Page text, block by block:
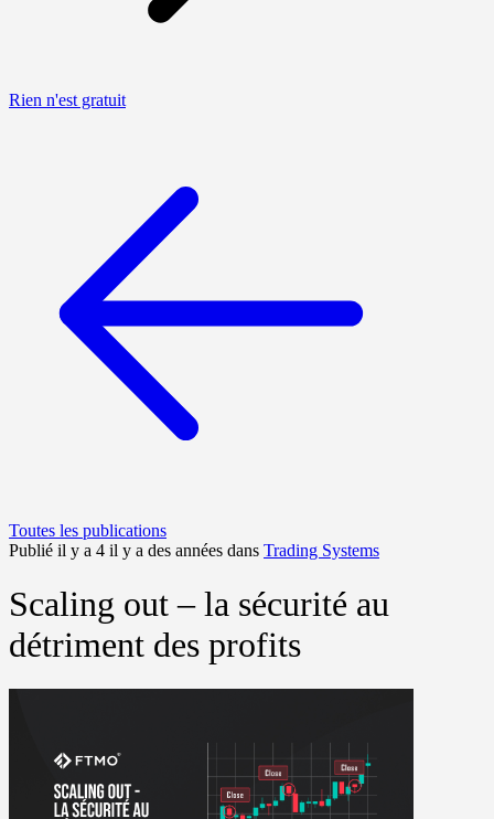
Rien n'est gratuit
Toutes les publications
Publié il y a 4 il y a des années dans Trading Systems
Scaling out – la sécurité au
détriment des profits